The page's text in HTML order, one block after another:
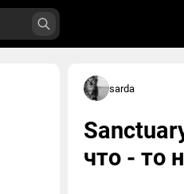
sarda
что - то